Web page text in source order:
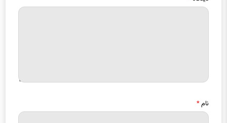
نام*